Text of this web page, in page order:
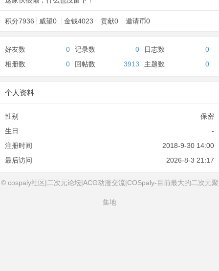
积分7936 威望0 金钱4023 贡献0 邀请币0
好友数 0 记录数 0 日志数
0
相册数
0 回帖数 3913 主题数 0
个人资料
性别
保密
生日
-
注册时间
2018-9-30 14:00
最后访问
2026-8-3 21:17
© cospaly社区|二次元论坛|ACG动漫交流|COSpaly-目前最大的二次元聚
集地